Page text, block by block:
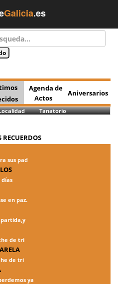
Galicia.es
Agenda de
Actos
Aniversarios
Tanatorio
RECUERDOS
sus pad
días
en paz.
partida,y
de tri
de tri
ya